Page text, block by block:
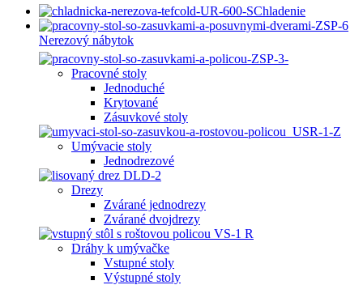
Chladenie
Nerezový nábytok
Pracovné stoly
Jednoduché
Krytované
Zásuvkové stoly
Umývacie stoly
Jednodrezové
Drezy
Zvárané jednodrezy
Zvárané dvojdrezy
Dráhy k umývačke
Vstupné stoly
Výstupné stoly